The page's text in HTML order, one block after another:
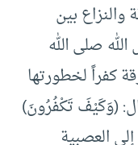
والنزاع بين
صلى الله
كفراً لخطورتها
(وَكَيْفَ تَكْفُرُونَ)
العصبية